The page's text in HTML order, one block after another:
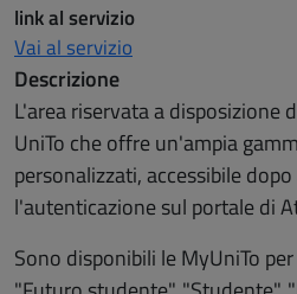
link al servizio
Vai al servizio
Descrizione
L'area riservata a disposizione
UniTo che offre un'ampia
personalizzati, accessibile
l'autenticazione sul portale di
Sono disponibili le MyUniTo